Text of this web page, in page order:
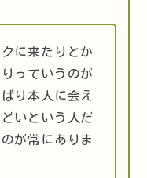
に来たりとか
っていうのが
り本人に会え
いという人だ
が常にありま